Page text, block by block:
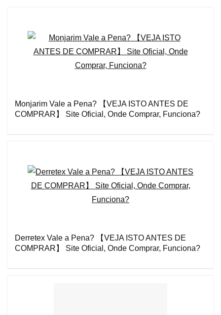
Monjarim Vale a Pena? 【VEJA ISTO ANTES DE
COMPRAR】 Site Oficial, Onde Comprar, Funciona?
Derretex Vale a Pena? 【VEJA ISTO ANTES DE
COMPRAR】 Site Oficial, Onde Comprar, Funciona?